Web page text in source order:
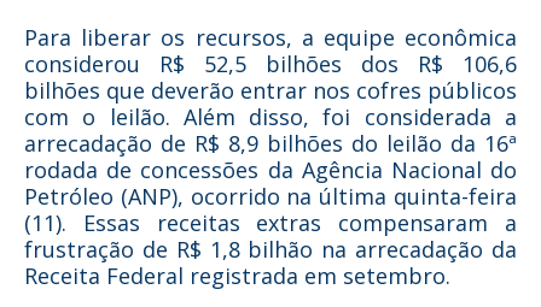
Para liberar os recursos, a equipe econômica
considerou R$ 52,5 bilhões dos R$ 106,6
bilhões que deverão entrar nos cofres públicos
com o leilão. Além disso, foi considerada a
arrecadação de R$ 8,9 bilhões do leilão da 16ª
rodada de concessões da Agência Nacional do
Petróleo (ANP), ocorrido na última quinta-feira
(11). Essas receitas extras compensaram a
frustração de R$ 1,8 bilhão na arrecadação da
Receita Federal registrada em setembro.